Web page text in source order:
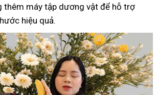
thêm máy tập dương vật để hỗ trợ
hiệu quả.